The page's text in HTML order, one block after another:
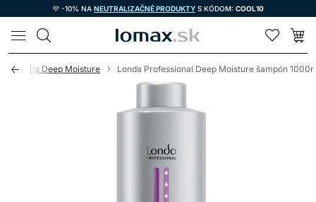
💜 -10% NA NEUTRALIZAČNÉ PRODUKTY S KÓDOM: COOL10
LOMAX
Londa Deep Moisture Londa Professional Deep Moisture šampón